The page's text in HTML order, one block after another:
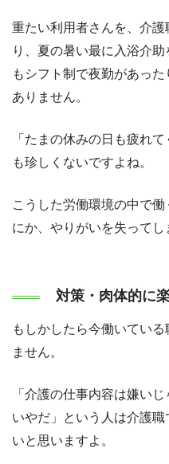
重たい利用者さんを、介
り、夏の暑い最に入浴介
もシフト制で夜勤があっ
ありません。
「たまの休みの日も疲れ
も珍しくないですよね。
こうした労働環境の中で
にか、やりがいを失ってし
対策・肉体的に
もしかしたら今働いてい
ません。
「介護の仕事内容は嫌い
いやだ」という人は介護
いと思いますよ。